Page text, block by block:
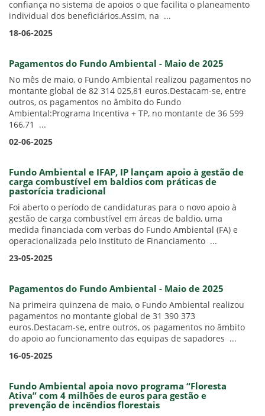
confiança no sistema de apoios o que facilita o planeamento
individual dos beneficiários.Assim, na ...
18-06-2025
Pagamentos do Fundo Ambiental - Maio de 2025
No mês de maio, o Fundo Ambiental realizou pagamentos no
montante global de 82 314 025,81 euros.Destacam-se, entre
outros, os pagamentos no âmbito do Fundo
Ambiental:Programa Incentiva + TP, no montante de 36 599
166,71 ...
02-06-2025
Fundo Ambiental e IFAP, IP lançam apoio à gestão de
carga combustível em baldios com práticas de
pastorícia tradicional
Foi aberto o período de candidaturas para o novo apoio à
gestão de carga combustível em áreas de baldio, uma
medida financiada com verbas do Fundo Ambiental (FA) e
operacionalizada pelo Instituto de Financiamento ...
23-05-2025
Pagamentos do Fundo Ambiental - Maio de 2025
Na primeira quinzena de maio, o Fundo Ambiental realizou
pagamentos no montante global de 31 390 373
euros.Destacam-se, entre outros, os pagamentos no âmbito
do apoio ao funcionamento das equipas de sapadores ...
16-05-2025
Fundo Ambiental apoia novo programa “Floresta
Ativa” com 4 milhões de euros para gestão e
prevenção de incêndios florestais